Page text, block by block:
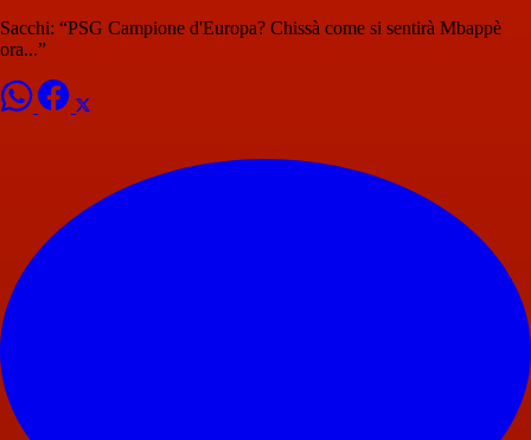
Sacchi: “PSG Campione d'Europa? Chissà come si sentirà Mbappè
ora...”